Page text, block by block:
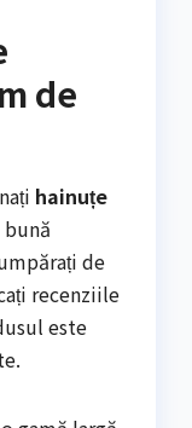
de
hainuțe
de
recenziile
este